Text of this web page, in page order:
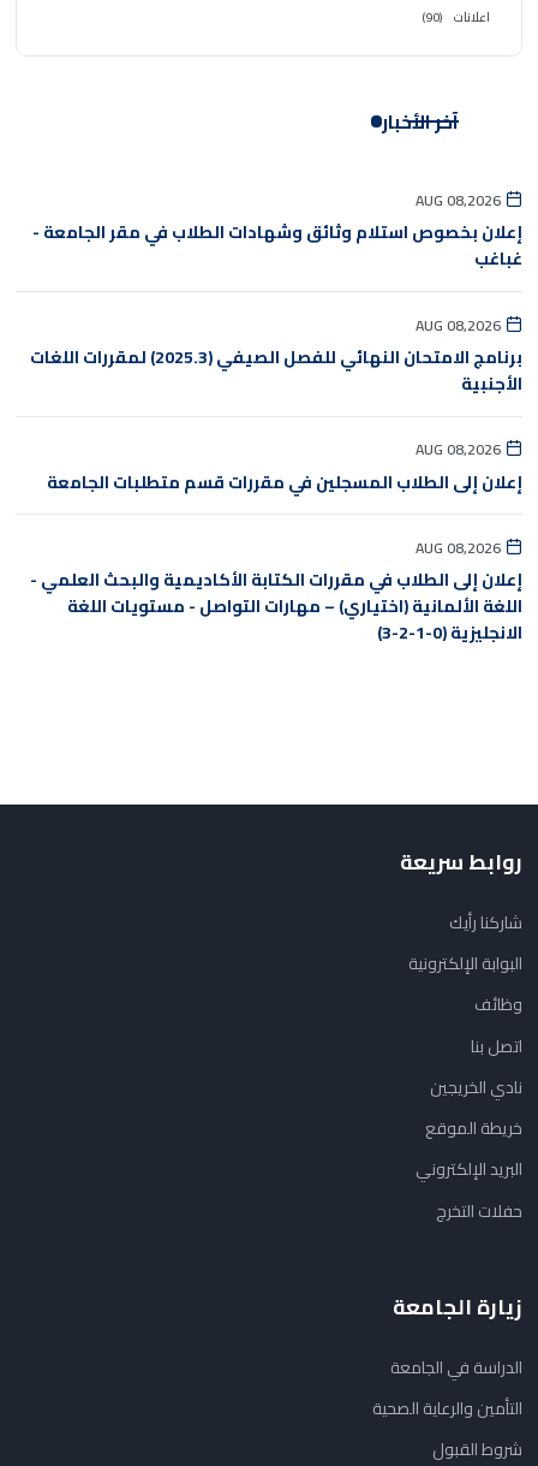
اعلانات (90)
آخر الأخبار
AUG 08,2026
إعلان بخصوص استلام وثائق وشهادات الطلاب في مقر الجامعة -
غباغب
AUG 08,2026
برنامج الامتحان النهائي للفصل الصيفي (2025.3) لمقررات اللغات
الأجنبية
AUG 08,2026
إعلان إلى الطلاب المسجلين في مقررات قسم متطلبات الجامعة
AUG 08,2026
إعلان إلى الطلاب في مقررات الكتابة الأكاديمية والبحث العلمي -
اللغة الألمانية (اختياري) – مهارات التواصل - مستويات اللغة
الانجليزية (0-1-2-3)
روابط سريعة
شاركنا رأيك
البوابة الإلكترونية
وظائف
اتصل بنا
نادي الخريجين
خريطة الموقع
البريد الإلكتروني
حفلات التخرج
زيارة الجامعة
الدراسة في الجامعة
التأمين والرعاية الصحية
شروط القبول